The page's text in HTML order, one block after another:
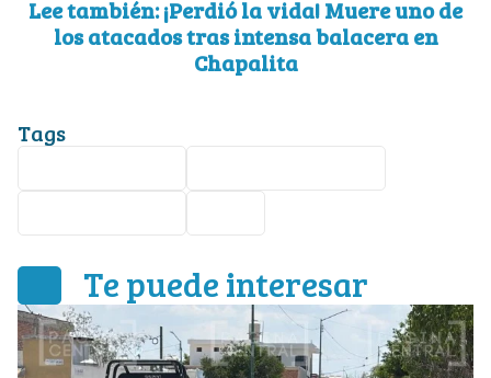
Lee también: ¡Perdió la vida! Muere uno de
los atacados tras intensa balacera en
Chapalita
Tags
Te puede interesar